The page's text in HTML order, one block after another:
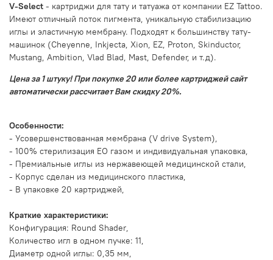
V-Select - картриджи для тату и татуажа от компании EZ Tattoo.
Имеют отличный поток пигмента, уникальную стабилизацию
иглы и эластичную мембрану. Подходят к большинству тату-
машинок (Cheyenne, Inkjecta, Xion, EZ, Proton, Skinductor,
Mustang, Ambition, Vlad Blad, Mast, Defender, и т.д).
Цена за 1 штуку! При покупке 20 или более картриджей сайт
автоматически рассчитает Вам скидку 20%.
Особенности:
- Усовершенствованная мембрана (V drive System),
- 100% стерилизация EO газом и индивидуальная упаковка,
- Премиальные иглы из нержавеющей медицинской стали,
- Корпус сделан из медицинского пластика,
- В упаковке 20 картриджей,
Краткие характеристики:
Конфигурация: Round Shader,
Количество игл в одном пучке: 11,
Диаметр одной иглы: 0,35 мм,